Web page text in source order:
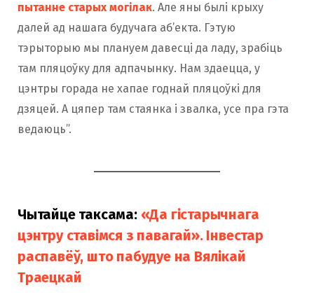
пытанне старых могілак. Але яны былі крыху
далей ад нашага будучага аб’екта. Гэтую
тэрыторыю мы плануем давесці да ладу, зрабіць
там пляцоўку для адпачынку. Нам здаецца, у
цэнтры горада не хапае годнай пляцоўкі для
дзяцей. А цяпер там стаянка і звалка, усе пра гэта
ведаюць”.
Чытайце таксама: «Да гістарычнага
цэнтру ставімся з павагай». Інвестар
распавёў, што пабудуе на Вялікай
Траецкай